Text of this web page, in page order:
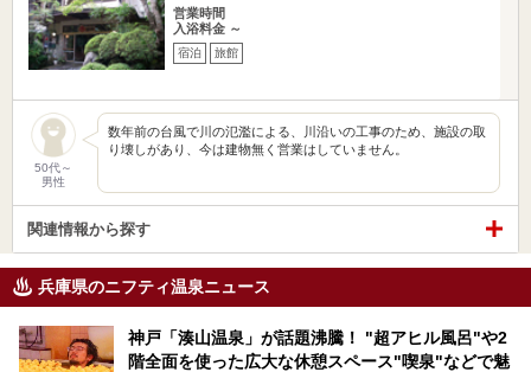
営業時間
入浴料金 ～
宿泊 旅館
50代～
男性
数年前の台風で川の氾濫による、川沿いの工事のため、施設の取
り壊しがあり、今は建物無く営業はしていません。
関連情報から探す
兵庫県のニフティ温泉ニュース
神戸「湊山温泉」が話題沸騰！ "超アヒル風呂"や2
階全面を使った広大な休憩スペース"喫泉"などで魅